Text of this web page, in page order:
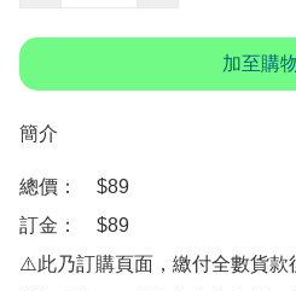
加至購
簡介
總價：　$89
訂金：　$89
⚠️此乃訂購頁面，繳付全數貨